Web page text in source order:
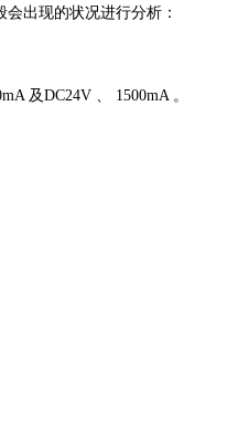
出现的状况进行分析：
及DC24V 、 1500mA 。